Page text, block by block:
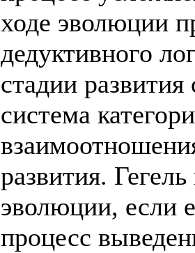
ходе эволюции
дедуктивного
стадии развития
система
развития.
эволюции, если
процесс